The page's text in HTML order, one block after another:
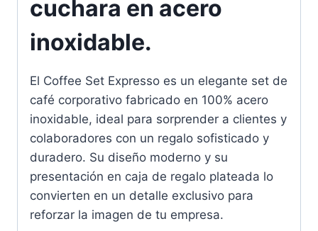
cuchara en acero
inoxidable.
El Coffee Set Expresso es un elegante set de
café corporativo fabricado en 100% acero
inoxidable, ideal para sorprender a clientes y
colaboradores con un regalo sofisticado y
duradero. Su diseño moderno y su
presentación en caja de regalo plateada lo
convierten en un detalle exclusivo para
reforzar la imagen de tu empresa.